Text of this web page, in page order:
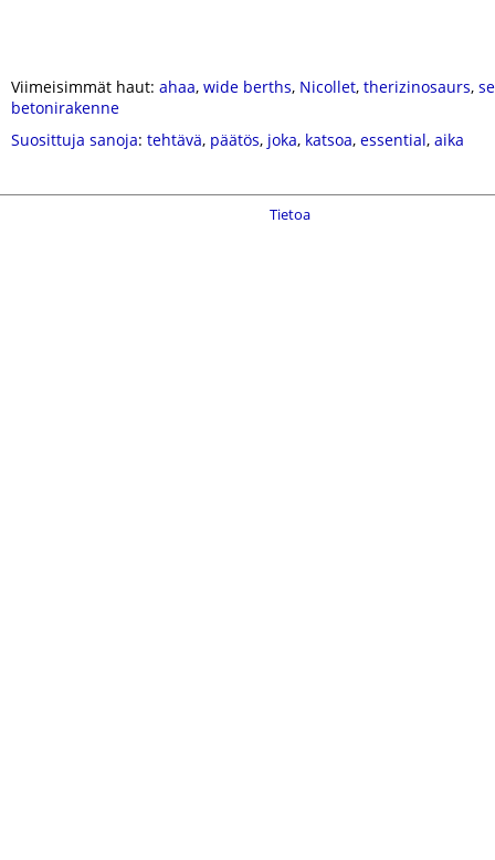
Viimeisimmät haut: ahaa, wide berths, Nicollet, therizinosaurs,
betonirakenne
Suosittuja sanoja: tehtävä, päätös, joka, katsoa, essential, aika
Tietoa